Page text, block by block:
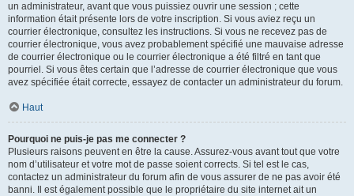
un administrateur, avant que vous puissiez ouvrir une session ; cette
information était présente lors de votre inscription. Si vous aviez reçu un
courrier électronique, consultez les instructions. Si vous ne recevez pas de
courrier électronique, vous avez probablement spécifié une mauvaise adresse
de courrier électronique ou le courrier électronique a été filtré en tant que
pourriel. Si vous êtes certain que l’adresse de courrier électronique que vous
avez spécifiée était correcte, essayez de contacter un administrateur du forum.
Haut
Pourquoi ne puis-je pas me connecter ?
Plusieurs raisons peuvent en être la cause. Assurez-vous avant tout que votre
nom d’utilisateur et votre mot de passe soient corrects. Si tel est le cas,
contactez un administrateur du forum afin de vous assurer de ne pas avoir été
banni. Il est également possible que le propriétaire du site internet ait un